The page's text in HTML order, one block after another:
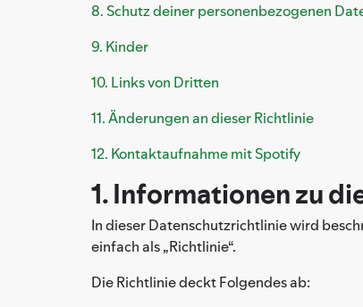
8. Schutz deiner personenbezogenen
9. Kinder
10. Links von Dritten
11. Änderungen an dieser Richtlinie
12. Kontaktaufnahme mit Spotify
1. Informationen zu
In dieser Datenschutzrichtlinie wird
einfach als „Richtlinie“.
Die Richtlinie deckt Folgendes ab: